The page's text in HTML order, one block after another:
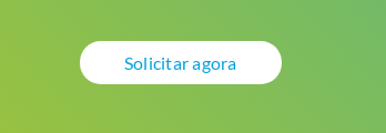
Solicitar agora